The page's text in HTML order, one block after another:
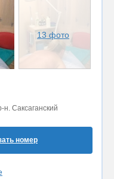
13 фото
н. Саксаганский
номер